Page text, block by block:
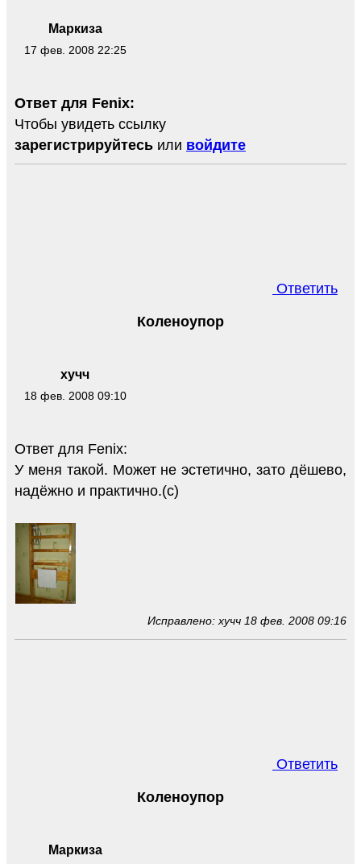
Маркиза
17 фев. 2008 22:25
Ответ для Fenix:
Чтобы увидеть ссылку
зарегистрируйтесь или войдите
Ответить
хучч
18 фев. 2008 09:10
Коленоупор
Ответ для Fenix:
У меня такой. Может не эстетично, зато дёшево,
надёжно и практично.(с)
Исправлено: хучч 18 фев. 2008 09:16
Ответить
Маркиза
Коленоупор